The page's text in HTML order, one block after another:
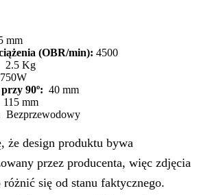
mm
(OBR/min): 4500
2.5 Kg
750W
90º: 40 mm
115 mm
Bezprzewodowy
że design produktu bywa
przez producenta, więc zdjęcia
się od stanu faktycznego.